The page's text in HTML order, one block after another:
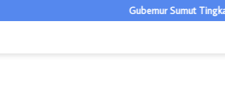
Gubernur Sumut Tingkatkan